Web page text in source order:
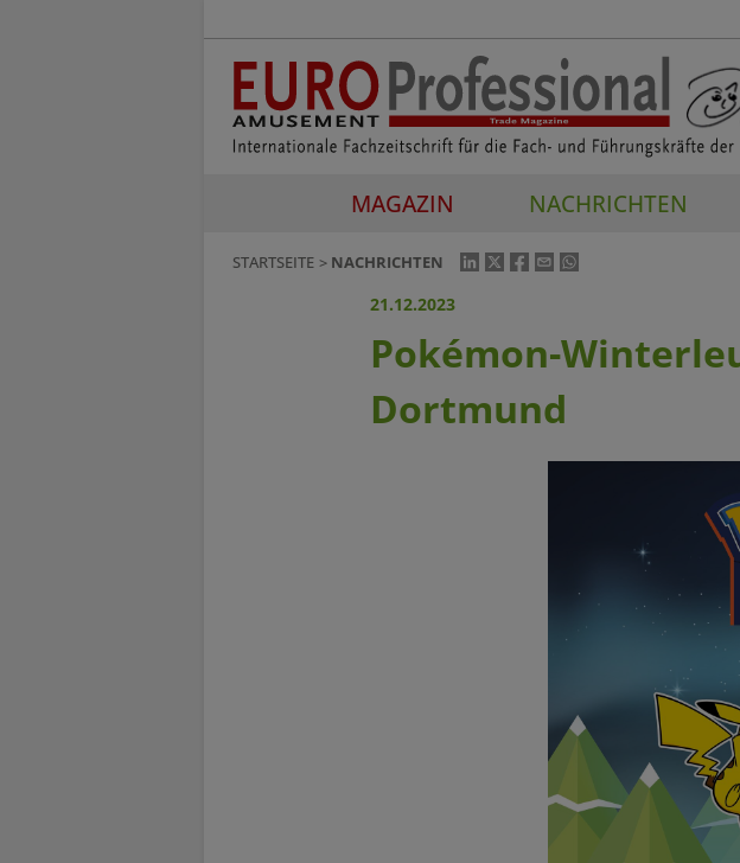
MAGAZIN NACHRICHTEN
STARTSEITE NACHRICHTEN
21.12.2023
Pokémon-
Dortmund